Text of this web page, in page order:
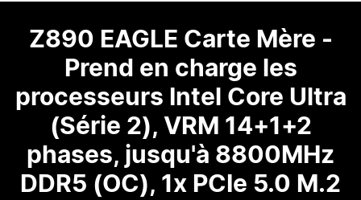
Z890 EAGLE Carte Mère -
Prend en charge les
processeurs Intel Core Ultra
(Série 2), VRM 14+1+2
phases, jusqu'à 8800MHz
DDR5 (OC), 1x PCIe 5.0 M.2